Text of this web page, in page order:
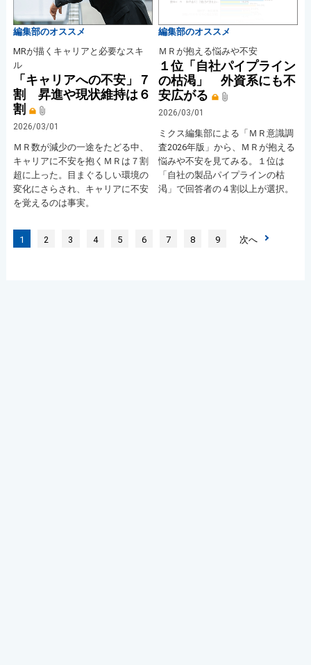
編集部のオススメ
MRが描くキャリアと必要なスキ
ル
「キャリアへの不安」７
割 昇進や現状維持は６
割
2026/03/01
ＭＲ数が減少の一途をたどる中、
キャリアに不安を抱くＭＲは７割
超に上った。目まぐるしい環境の
変化にさらされ、キャリアに不安
を覚えるのは事実。
編集部のオススメ
ＭＲが抱える悩みや不安
１位「自社パイプライン
の枯渇」 外資系にも不
安広がる
2026/03/01
ミクス編集部による「ＭＲ意識調
査2026年版」から、ＭＲが抱える
悩みや不安を見てみる。１位は
「自社の製品パイプラインの枯
渇」で回答者の４割以上が選択。
1 2 3 4 5 6 7 8 9 次へ